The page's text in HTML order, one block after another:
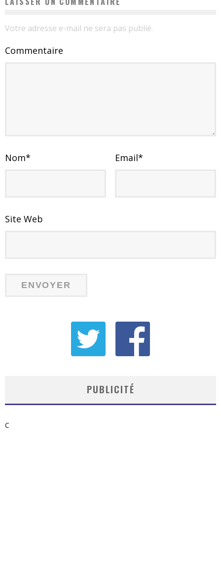
Votre adresse e-mail ne sera pas publié.
Commentaire
Nom* Email*
Site Web
PUBLICITÉ
C